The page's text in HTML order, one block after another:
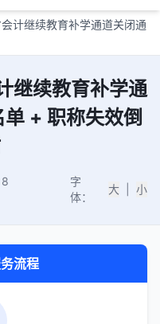
计继续教育补学通道关闭通
继续教育补学通
+ 职称失效倒
字
体：
大 小
流程